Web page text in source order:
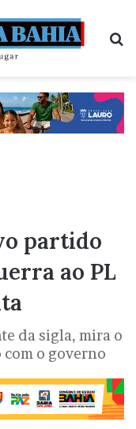
partido
ao PL
da sigla, mira o
o governo